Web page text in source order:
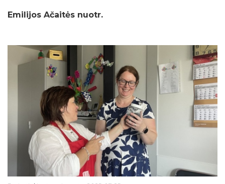
Emilijos Ačaitės nuotr.